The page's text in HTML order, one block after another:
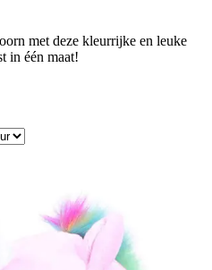
met deze kleurrijke en leuke
in één maat!